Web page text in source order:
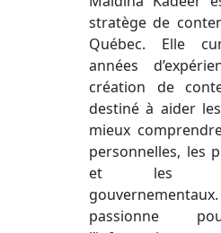
stratège de
Québec. Elle
années
création de
destiné à aider
mieux
personnelles, les
et les
passionne